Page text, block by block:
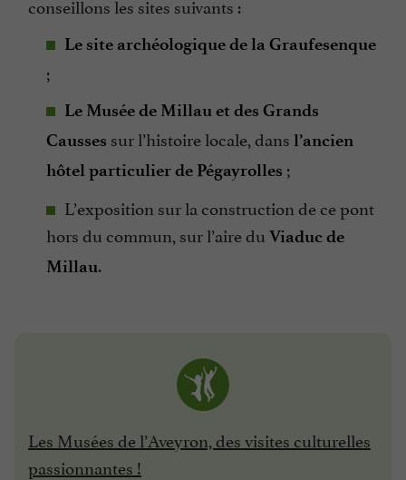
conseillons les sites suivants :
Le site archéologique de la Graufesenque
;
Le Musée de Millau et des Grands
Causses sur l’histoire locale, dans l’ancien
hôtel particulier de Pégayrolles ;
L’exposition sur la construction de ce pont
hors du commun, sur l’aire du Viaduc de
Millau.
Les Musées de l’Aveyron, des visites culturelles
passionnantes !